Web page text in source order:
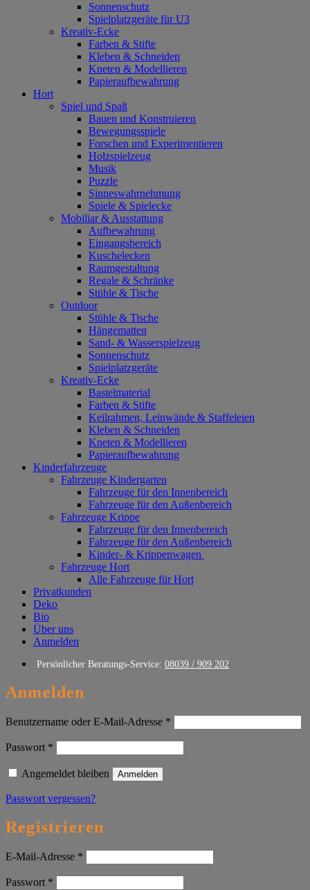
Sonnenschutz
Spielplatzgeräte für U3
Kreativ-Ecke
Farben & Stifte
Kleben & Schneiden
Kneten & Modellieren
Papieraufbewahrung
Hort
Spiel und Spaß
Bauen und Konstruieren
Bewegungsspiele
Forschen und Experimentieren
Holzspielzeug
Musik
Puzzle
Sinneswahrnehmung
Spiele & Spielecke
Mobiliar & Ausstattung
Aufbewahrung
Eingangsbereich
Kuschelecken
Raumgestaltung
Regale & Schränke
Stühle & Tische
Outdoor
Stühle & Tische
Hängematten
Sand- & Wasserspielzeug
Sonnenschutz
Spielplatzgeräte
Kreativ-Ecke
Bastelmaterial
Farben & Stifte
Keilrahmen, Leinwände & Staffeleien
Kleben & Schneiden
Kneten & Modellieren
Papieraufbewahrung
Kinderfahrzeuge
Fahrzeuge Kindergarten
Fahrzeuge für den Innenbereich
Fahrzeuge für den Außenbereich
Fahrzeuge Krippe
Fahrzeuge für den Innenbereich
Fahrzeuge für den Außenbereich
Kinder- & Krippenwagen
Fahrzeuge Hort
Alle Fahrzeuge für Hort
Privatkunden
Deko
Bio
Über uns
Anmelden
Persönlicher Beratungs-Service: 08039 / 909 202
Anmelden
Benutzername oder E-Mail-Adresse *
Passwort *
Angemeldet bleiben Anmelden
Passwort vergessen?
Registrieren
E-Mail-Adresse *
Passwort *